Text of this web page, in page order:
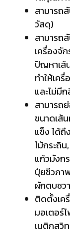
สามารถ
วัสดุ)
สามารถ
เครื่องจั
ปัญหาเส้
ทำให้เค
และไม่มี
สามารถ
ขนาดเส้
แข็ง ได้ถึ
ไม้กระถิ
แก้วมังก
ปุ๋ยชีวภา
ผักตบชว
ติดตั้งเค
มอเตอร์
เนติกสวิ